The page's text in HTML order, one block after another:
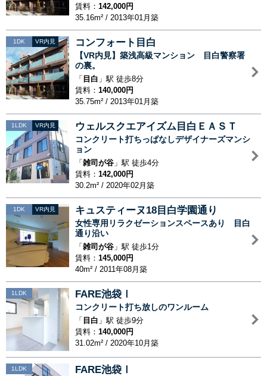
賃料： 142,000円
35.16m² / 2013年01月築
1DK VR内見 コンフォート目白
【VR内見】築浅高級マンション 目白警察署
の裏。
「 目白 」駅 徒歩8分
賃料： 140,000円
35.75m² / 2013年01月築
1LDK VR内見 ウェルスクエアイズム目白ＥＡＳＴ
コンクリート打ちっぱなしデザイナーズマンシ
ョン
「 雑司が谷 」駅 徒歩4分
賃料： 142,000円
30.2m² / 2020年02月築
1DK VR内見 キュスティーヌ18目白学園通り
女性専用リラクゼーションスペースあり 目白
通り沿い
「 雑司が谷 」駅 徒歩1分
賃料： 145,000円
40m² / 2011年08月築
1LDK FARE池袋Ⅰ
コンクリート打ち放しのワンルーム
「 目白 」駅 徒歩9分
賃料： 140,000円
31.02m² / 2020年10月築
1LDK FARE池袋Ⅰ